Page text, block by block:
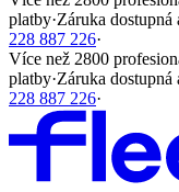
platby·Záruka dostupná
228 887 226·
Více než 2800
platby·Záruka dostupná
228 887 226·